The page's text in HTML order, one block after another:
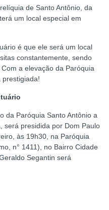
de Santo Antônio, da
um local especial em
é que ele será um local
constantemente, sendo
a elevação da Paróquia
prestigiada!
da Paróquia Santo Antônio a
será presidida por Dom Paulo
às 19h30, na Paróquia
n° 1411), no Bairro Cidade
Segantin será